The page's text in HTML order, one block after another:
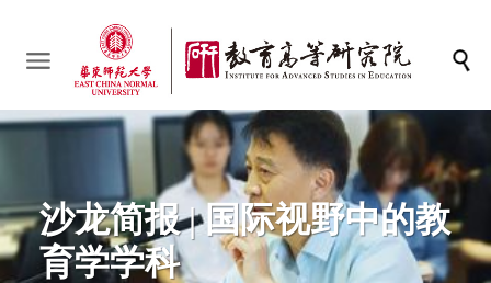
沙龙简报 | 国际视野中的教
育学学科